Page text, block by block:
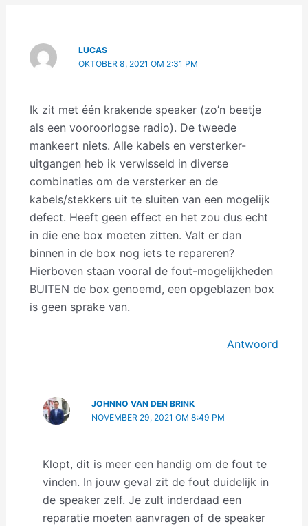
LUCAS
OKTOBER 8, 2021 OM 2:31 PM
Ik zit met één krakende speaker (zo’n beetje
als een vooroorlogse radio). De tweede
mankeert niets. Alle kabels en versterker-
uitgangen heb ik verwisseld in diverse
combinaties om de versterker en de
kabels/stekkers uit te sluiten van een mogelijk
defect. Heeft geen effect en het zou dus echt
in die ene box moeten zitten. Valt er dan
binnen in de box nog iets te repareren?
Hierboven staan vooral de fout-mogelijkheden
BUITEN de box genoemd, een opgeblazen box
is geen sprake van.
Antwoord
JOHNNO VAN DEN BRINK
NOVEMBER 29, 2021 OM 8:49 PM
Klopt, dit is meer een handig om de fout te
vinden. In jouw geval zit de fout duidelijk in
de speaker zelf. Je zult inderdaad een
reparatie moeten aanvragen of de speaker